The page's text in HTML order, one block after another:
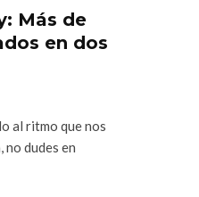
Más de
en dos
al ritmo que nos
dudes en